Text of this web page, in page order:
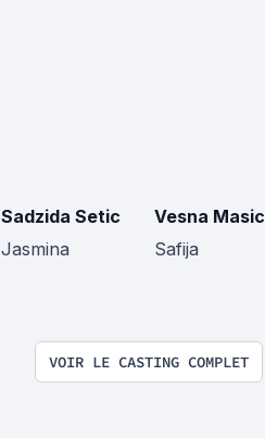
Sadzida Setic
Jasmina
Vesna Masic
Safija
VOIR LE CASTING COMPLET